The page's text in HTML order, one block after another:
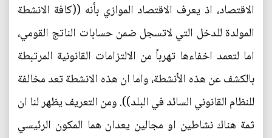
الاقتصاد، اذ يعرف الاقتصاد الموازي بأنه ((كافة الانشطة
المولدة للدخل التي لاتسجل ضمن حسابات الناتج القومي،
اما لتعمد اخفاءها تهرباً من الالتزامات القانونية المرتبطة
بالكشف عن هذه الأنشطة، واما ان هذه الانشطة تعد مخالفة
للنظام القانوني السائد في البلد)). ومن التعريف يظهر لنا ان
ثمة هناك نشاطين او مجالين يعدان هما المكون الرئيسي